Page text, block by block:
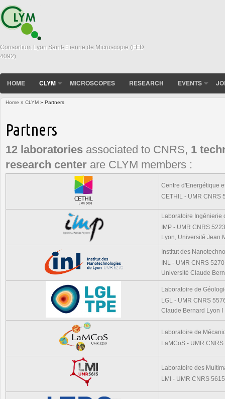
Consortium Lyon Saint-Etienne de Microscopie (FED
4092)
HOME CLYM MICROSCOPES RESEARCH EVENTS
Home » CLYM » Partners
Partners
12 laboratories associated to CNRS, 1
research center are CLYM members :
Centre d'Energétique
CETHIL - UMR CNRS
Laboratoire Ingénierie
IMP - UMR CNRS
Lyon, Université Jean
Institut des
INL - UMR CNRS
Université Claude
Laboratoire de
LGL - UMR CNRS
Claude Bernard Lyon I
Laboratoire de
LaMCoS - UMR
Laboratoire des
LMI - UMR CNRS